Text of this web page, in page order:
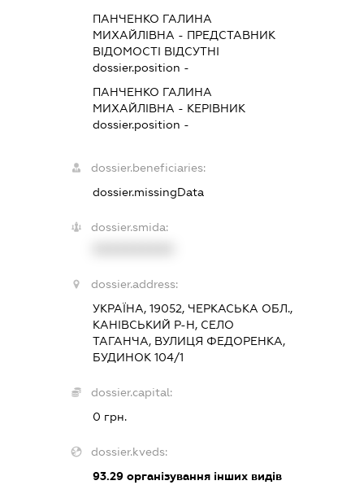
ПАНЧЕНКО ГАЛИНА
МИХАЙЛІВНА - ПРЕДСТАВНИК
ВІДОМОСТІ ВІДСУТНІ
dossier.position -
ПАНЧЕНКО ГАЛИНА
МИХАЙЛІВНА - КЕРІВНИК
dossier.position -
dossier.beneficiaries:
dossier.missingData
dossier.smida:
dossier.address:
УКРАЇНА, 19052, ЧЕРКАСЬКА ОБЛ.,
КАНІВСЬКИЙ Р-Н, СЕЛО
ТАГАНЧА, ВУЛИЦЯ ФЕДОРЕНКА,
БУДИНОК 104/1
dossier.capital:
0 грн.
dossier.kveds:
93.29організування інших видів